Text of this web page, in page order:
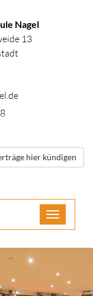
Nagel
13
hier kündigen
Toggle